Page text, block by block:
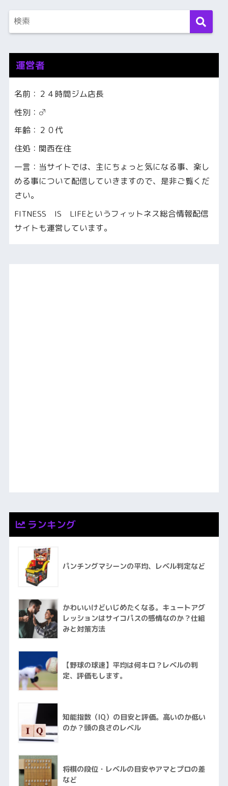
運営者
名前：２４時間ジム店長
性別：♂
年齢：２０代
住処：関西在住
一言：当サイトでは、主にちょっと気になる事、楽し
める事について配信していきますので、是非ご覧くだ
さい。
FITNESS IS LIFEというフィットネス総合情報配信
サイトも運営しています。
ランキング
パンチングマシーンの平均、レベル判定など
かわいいけどいじめたくなる。キュートアグ
レッションはサイコパスの感情なのか？仕組
みと対策方法
【野球の球速】平均は何キロ？レベルの判
定、評価もします。
知能指数（IQ）の目安と評価。高いのか低い
のか？頭の良さのレベル
将棋の段位・レベルの目安やアマとプロの差
など